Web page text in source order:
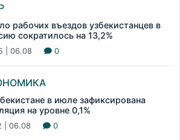
рабочих въездов узбекистанцев в
сократилось на 13,2%
| 06.08 0
в июле зафиксирована
на уровне 0,1%
| 06.08 0